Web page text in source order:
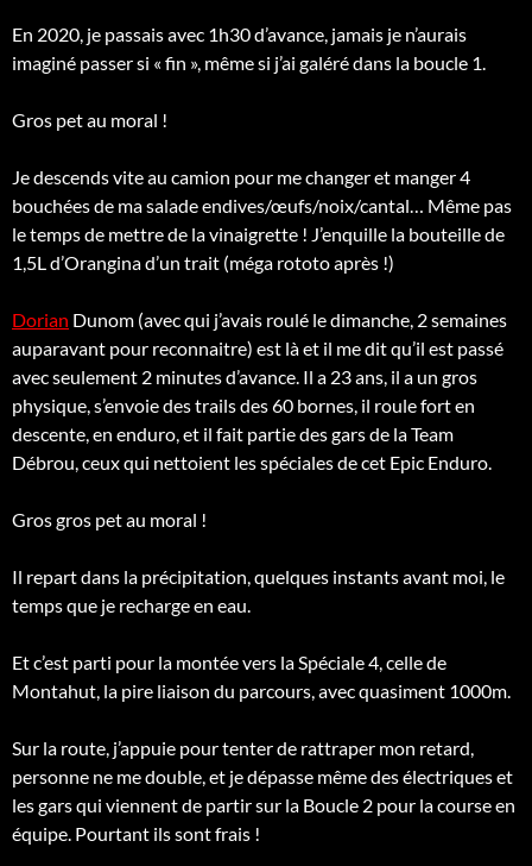
En 2020, je passais avec 1h30 d’avance, jamais je n’aurais
imaginé passer si « fin », même si j’ai galéré dans la boucle 1.
Gros pet au moral !
Je descends vite au camion pour me changer et manger 4
bouchées de ma salade endives/œufs/noix/cantal… Même pas
le temps de mettre de la vinaigrette ! J’enquille la bouteille de
1,5L d’Orangina d’un trait (méga rototo après !)
Dorian Dunom (avec qui j’avais roulé le dimanche, 2 semaines
auparavant pour reconnaitre) est là et il me dit qu’il est passé
avec seulement 2 minutes d’avance. Il a 23 ans, il a un gros
physique, s’envoie des trails des 60 bornes, il roule fort en
descente, en enduro, et il fait partie des gars de la Team
Débrou, ceux qui nettoient les spéciales de cet Epic Enduro.
Gros gros pet au moral !
Il repart dans la précipitation, quelques instants avant moi, le
temps que je recharge en eau.
Et c’est parti pour la montée vers la Spéciale 4, celle de
Montahut, la pire liaison du parcours, avec quasiment 1000m.
Sur la route, j’appuie pour tenter de rattraper mon retard,
personne ne me double, et je dépasse même des électriques et
les gars qui viennent de partir sur la Boucle 2 pour la course en
équipe. Pourtant ils sont frais !